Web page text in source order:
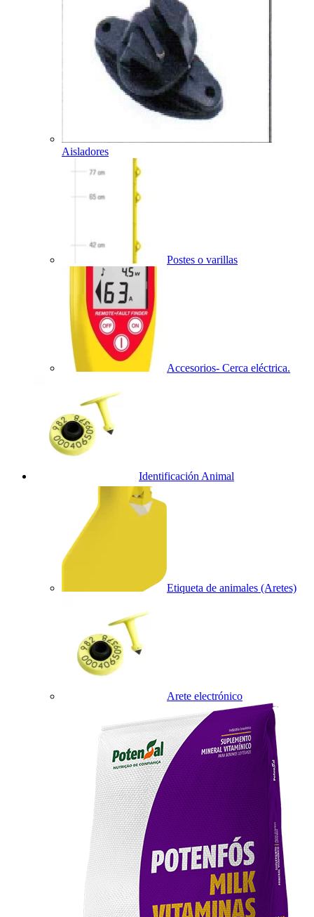
Aisladores
Postes o varillas
Accesorios- Cerca eléctrica.
Identificación Animal
Etiqueta de animales (Aretes)
Arete electrónico